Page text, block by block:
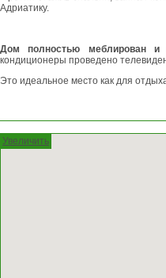
Адриатику.
Дом полностью меблирован и
кондиционеры проведено
Это идеальное место как для
Увеличить